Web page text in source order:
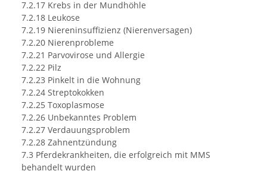
7.2.17 Krebs in der Mundhöhle
7.2.18 Leukose
7.2.19 Niereninsuffizienz (Nierenversagen)
7.2.20 Nierenprobleme
7.2.21 Parvovirose und Allergie
7.2.22 Pilz
7.2.23 Pinkelt in die Wohnung
7.2.24 Streptokokken
7.2.25 Toxoplasmose
7.2.26 Unbekanntes Problem
7.2.27 Verdauungsproblem
7.2.28 Zahnentzündung
7.3 Pferdekrankheiten, die erfolgreich mit MMS
behandelt wurden